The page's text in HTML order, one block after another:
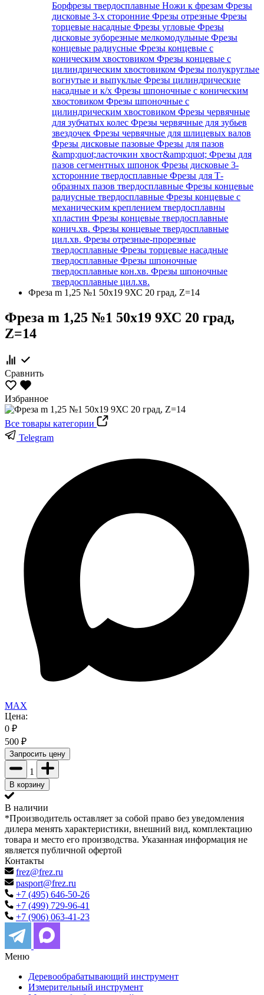
Борфрезы твердосплавные Ножи к фрезам Фрезы
дисковые 3-х сторонние Фрезы отрезные Фрезы
торцевые насадные Фрезы угловые Фрезы
дисковые зуборезные мелкомодульные Фрезы
концевые радиусные Фрезы концевые с
коническим хвостовиком Фрезы концевые с
цилиндрическим хвостовиком Фрезы полукруглые
вогнутые и выпуклые Фрезы цилиндрические
насадные и к/х Фрезы шпоночные с коническим
хвостовиком Фрезы шпоночные с
цилиндрическим хвостовиком Фрезы червячные
для зубчатых колес Фрезы червячные для зубьев
звездочек Фрезы червячные для шлицевых валов
Фрезы дисковые пазовые Фрезы для пазов
&amp;quot;ласточкин хвост&amp;quot; Фрезы для
пазов сегментных шпонок Фрезы дисковые 3-
хсторонние твердосплавные Фрезы для Т-
образных пазов твердосплавные Фрезы концевые
радиусные твердосплавные Фрезы концевые с
механическим креплением твердосплавны
хпластин Фрезы концевые твердосплавные
конич.хв. Фрезы концевые твердосплавные
цил.хв. Фрезы отрезные-прорезные
твердосплавные Фрезы торцевые насадные
твердосплавные Фрезы шпоночные
твердосплавные кон.хв. Фрезы шпоночные
твердосплавные цил.хв.
Фреза m 1,25 №1 50х19 9ХС 20 град, Z=14
Фреза m 1,25 №1 50х19 9ХС 20 град,
Z=14
Сравнить
Избранное
Все товары категории
Telegram
MAX
Цена:
0 ₽
500 ₽
Запросить цену
1
В корзину
В наличии
*Производитель оставляет за собой право без уведомления
дилера менять характеристики, внешний вид, комплектацию
товара и место его производства. Указанная информация не
является публичной офертой
Контакты
frez@frez.ru
pasport@frez.ru
+7 (495) 646-50-26
+7 (499) 729-96-41
+7 (906) 063-41-23
Меню
Деревообрабатывающий инструмент
Измерительный инструмент